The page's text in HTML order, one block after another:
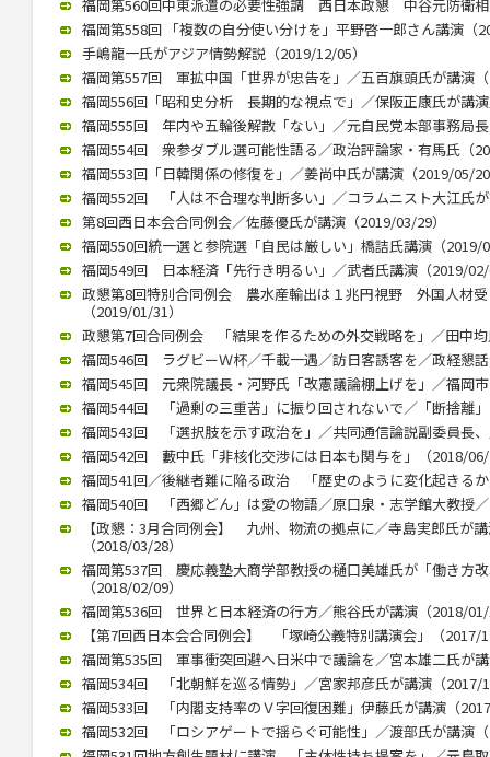
福岡第560回中東派遣の必要性強調 西日本政懇 中谷元防衛
福岡第558回 「複数の自分使い分けを」平野啓一郎さん講演（
手嶋龍一氏がアジア情勢解説（2019/12/05）
福岡第557回 軍拡中国「世界が忠告を」／五百旗頭氏が講演
福岡556回「昭和史分析 長期的な視点で」／保阪正康氏が講
福岡555回 年内や五輪後解散「ない」／元自民党本部事務局
福岡554回 衆参ダブル選可能性語る／政治評論家・有馬氏（
福岡553回「日韓関係の修復を」／姜尚中氏が講演（2019/05/
福岡552回 「人は不合理な判断多い」／コラムニスト大江氏
第8回西日本会合同例会／佐藤優氏が講演（2019/03/29）
福岡550回統一選と参院選「自民は厳しい」橋詰氏講演（2019/
福岡549回 日本経済「先行き明るい」／武者氏講演（2019/
政懇第8回特別合同例会 農水産輸出は１兆円視野 外国人材受
（2019/01/31）
政懇第7回合同例会 「結果を作るための外交戦略を」／田中
福岡546回 ラグビーＷ杯／千載一遇／訪日客誘客を／政経懇
福岡545回 元衆院議長・河野氏「改憲議論棚上げを」／福岡
福岡544回 「過剰の三重苦」に振り回されないで／「断捨離
福岡543回 「選択肢を示す政治を」／共同通信論説副委員長
福岡542回 藪中氏「非核化交渉には日本も関与を」（2018/
福岡541回／後継者難に陥る政治 「歴史のように変化起きる
福岡540回 「西郷どん」は愛の物語／原口泉・志学館大教授
【政懇：3月合同例会】 九州、物流の拠点に／寺島実郎氏が
（2018/03/28）
福岡第537回 慶応義塾大商学部教授の樋口美雄氏が「働き方
（2018/02/09）
福岡第536回 世界と日本経済の行方／熊谷氏が講演（2018/
【第7回西日本会合同例会】 「塚崎公義特別講演会」（2017/
福岡第535回 軍事衝突回避へ日米中で議論を／宮本雄二氏が
福岡534回 「北朝鮮を巡る情勢」／宮家邦彦氏が講演（2017/
福岡533回 「内閣支持率のＶ字回復困難」伊藤氏が講演（
福岡532回 「ロシアゲートで揺らぐ可能性」／渡部氏が講演